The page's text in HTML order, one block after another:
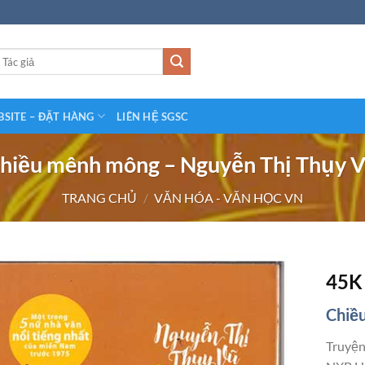
– ĐẶT HÀNG LIÊN HỆ SGSC
mênh mông – Nguyễn Thị Thụy
TRANG CHỦ / VĂN HÓA - VĂN HỌC VN